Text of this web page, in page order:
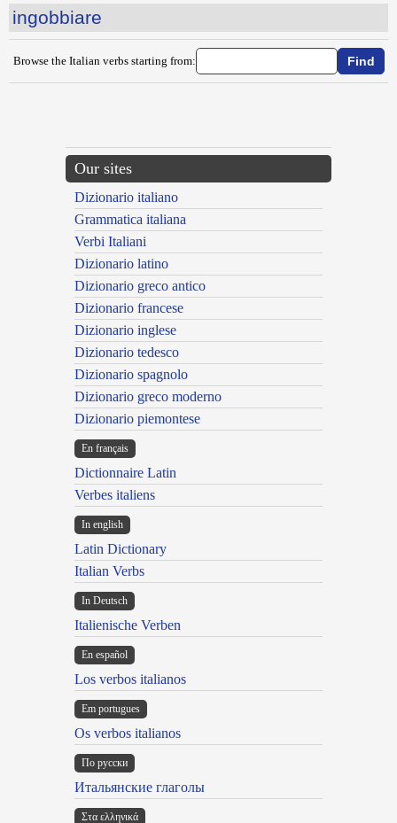
ingobbiare
Browse the Italian verbs starting from:
Our sites
Dizionario italiano
Grammatica italiana
Verbi Italiani
Dizionario latino
Dizionario greco antico
Dizionario francese
Dizionario inglese
Dizionario tedesco
Dizionario spagnolo
Dizionario greco moderno
Dizionario piemontese
En français
Dictionnaire Latin
Verbes italiens
In english
Latin Dictionary
Italian Verbs
In Deutsch
Italienische Verben
En español
Los verbos italianos
Em portugues
Os verbos italianos
По русски
Итальянские глаголы
Στα ελληνικά